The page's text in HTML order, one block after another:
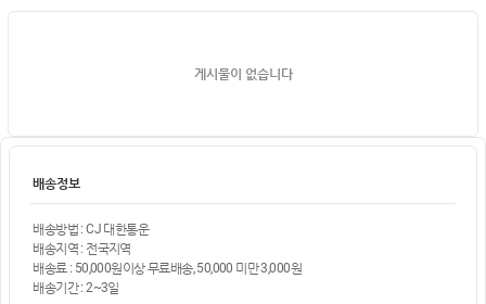
게시물이 없습니다
배송정보
배송방법 : CJ 대한통운
배송지역 : 전국지역
배송료 : 50,000원이상 무료배송, 50,000 미만 3,000원
배송기간 : 2~3일